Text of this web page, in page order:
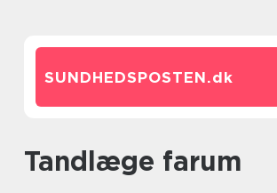
SUNDHEDSPOSTEN.dk
tandlæge farum